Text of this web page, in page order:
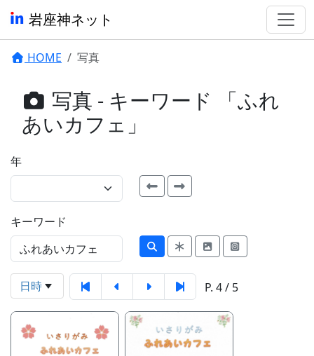
岩座神ネット
HOME 写真
写真 - キーワード 「ふれ
あいカフェ」
年
キーワード
日時 P. 4 / 5